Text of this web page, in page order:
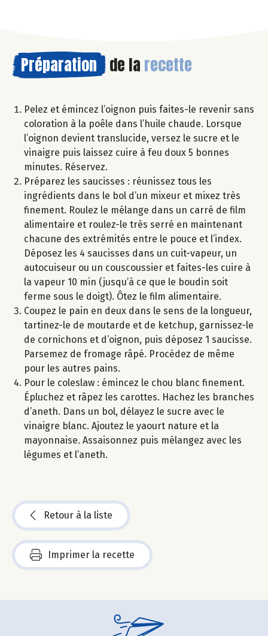
Préparation de la recette
Pelez et émincez l’oignon puis faites-le revenir sans
coloration à la poêle dans l’huile chaude. Lorsque
l’oignon devient translucide, versez le sucre et le
vinaigre puis laissez cuire à feu doux 5 bonnes
minutes. Réservez.
Préparez les saucisses : réunissez tous les
ingrédients dans le bol d’un mixeur et mixez très
finement. Roulez le mélange dans un carré de film
alimentaire et roulez-le très serré en maintenant
chacune des extrémités entre le pouce et l’index.
Déposez les 4 saucisses dans un cuit-vapeur, un
autocuiseur ou un couscoussier et faites-les cuire à
la vapeur 10 min (jusqu’à ce que le boudin soit
ferme sous le doigt). Ôtez le film alimentaire.
Coupez le pain en deux dans le sens de la longueur,
tartinez-le de moutarde et de ketchup, garnissez-le
de cornichons et d’oignon, puis déposez 1 saucisse.
Parsemez de fromage râpé. Procédez de même
pour les autres pains.
Pour le coleslaw : émincez le chou blanc finement.
Épluchez et râpez les carottes. Hachez les branches
d’aneth. Dans un bol, délayez le sucre avec le
vinaigre blanc. Ajoutez le yaourt nature et la
mayonnaise. Assaisonnez puis mélangez avec les
légumes et l’aneth.
Retour à la liste
Imprimer la recette